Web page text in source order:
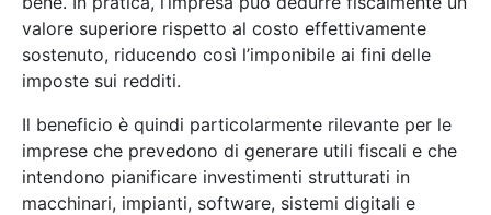
valore superiore rispetto al costo effettivamente
sostenuto, riducendo così l’imponibile ai fini delle
imposte sui redditi.
Il beneficio è quindi particolarmente rilevante per le
imprese che prevedono di generare utili fiscali e che
intendono pianificare investimenti strutturati in
macchinari, impianti, software, sistemi digitali e